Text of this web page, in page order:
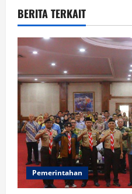
i
o
n
BERITA TERKAIT
Pemerintahan